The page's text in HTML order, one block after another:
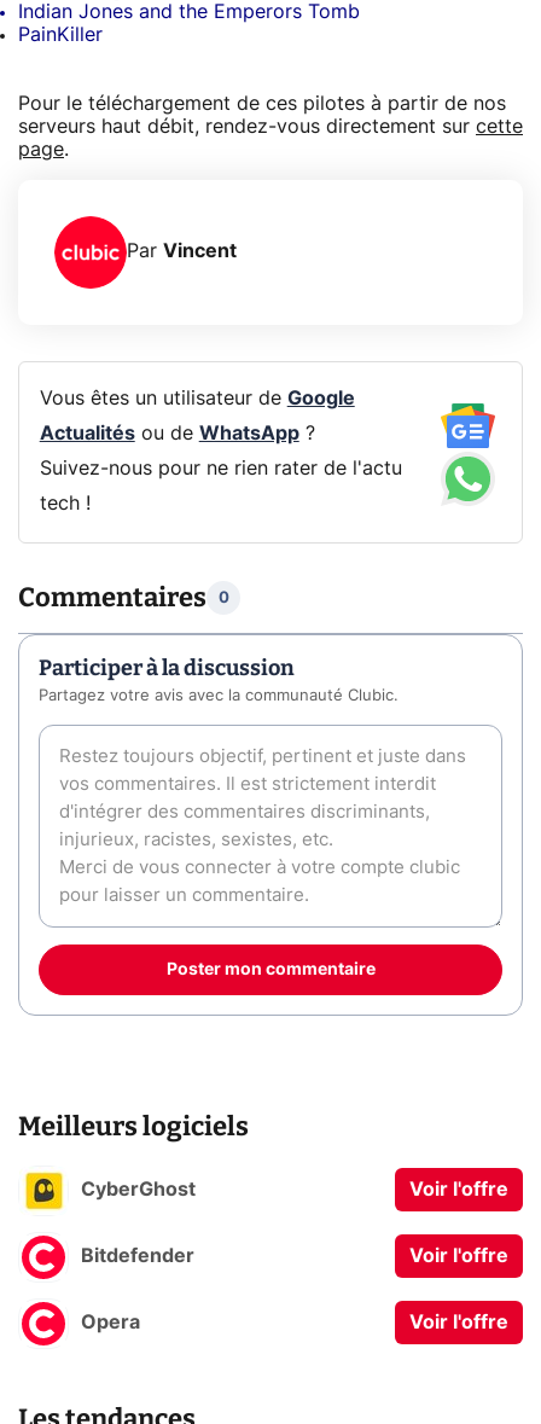
Indian Jones and the Emperors Tomb
PainKiller
Pour le téléchargement de ces pilotes à partir de nos
serveurs haut débit, rendez-vous directement sur cette
page.
Par Vincent
Vous êtes un utilisateur de Google
Actualitésou de WhatsApp?
Suivez-nous pour ne rien rater de l'actu
tech !
Commentaires 0
Participer à la discussion
Partagez votre avis avec la communauté Clubic.
Poster mon commentaire
Meilleurs logiciels
CyberGhost Voir l'offre
Bitdefender Voir l'offre
Opera Voir l'offre